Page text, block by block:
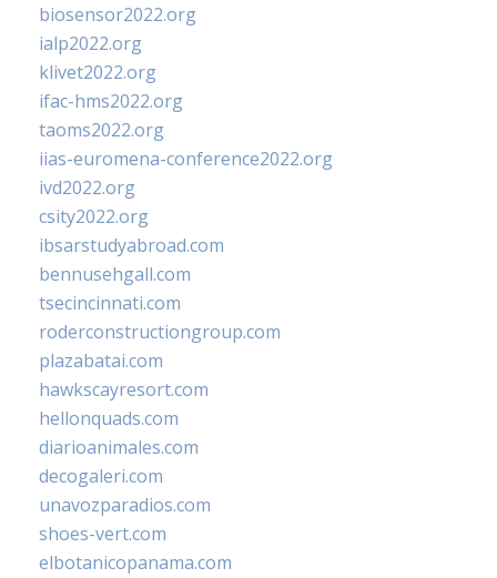
biosensor2022.org
ialp2022.org
klivet2022.org
ifac-hms2022.org
taoms2022.org
iias-euromena-conference2022.org
ivd2022.org
csity2022.org
ibsarstudyabroad.com
bennusehgall.com
tsecincinnati.com
roderconstructiongroup.com
plazabatai.com
hawkscayresort.com
hellonquads.com
diarioanimales.com
decogaleri.com
unavozparadios.com
shoes-vert.com
elbotanicopanama.com